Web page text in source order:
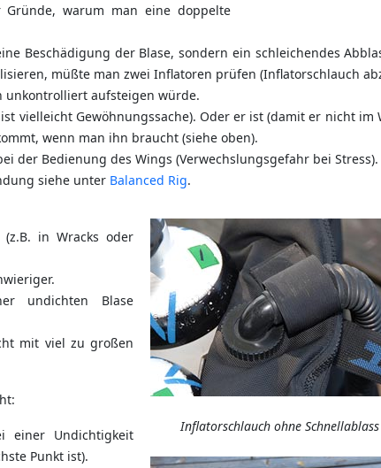
Gründe, warum man eine doppelte
Beschädigung der Blase, sondern ein schleichendes
müßte man zwei Inflatoren prüfen (Inflatorschlauch
unkontrolliert aufsteigen würde.
vielleicht Gewöhnungssache). Oder er ist (damit er nicht im
wenn man ihn braucht (siehe oben).
der Bedienung des Wings (Verwechslungsgefahr bei Stress).
siehe unter Balanced Rig.
Inflatorschlauch ohne Schnellablass
in Wracks oder
undichten Blase
mit viel zu großen
einer Undichtigkeit
Punkt ist).